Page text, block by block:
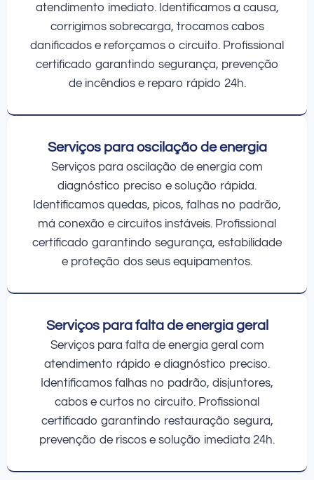
atendimento imediato. Identificamos a causa,
corrigimos sobrecarga, trocamos cabos
danificados e reforçamos o circuito. Profissional
certificado garantindo segurança, prevenção
de incêndios e reparo rápido 24h.
Serviços para oscilação de energia
Serviços para oscilação de energia com
diagnóstico preciso e solução rápida.
Identificamos quedas, picos, falhas no padrão,
má conexão e circuitos instáveis. Profissional
certificado garantindo segurança, estabilidade
e proteção dos seus equipamentos.
Serviços para falta de energia geral
Serviços para falta de energia geral com
atendimento rápido e diagnóstico preciso.
Identificamos falhas no padrão, disjuntores,
cabos e curtos no circuito. Profissional
certificado garantindo restauração segura,
prevenção de riscos e solução imediata 24h.